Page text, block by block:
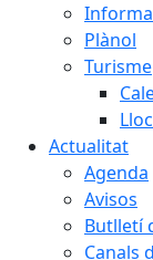
Plànol
Turisme
Actualitat
Agenda
Avisos
Butlletí
Canals